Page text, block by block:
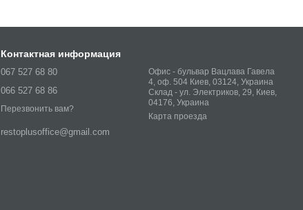
Контактная информация
067 527 68 80
066 527 68 86
Перезвонить вам?
restoplusoffice@gmail.com
Офис - бульвар Вацлава Гавела
4, оф. 504 Киев, 03124, Украина
Склад - ул. Электриков, 29, Киев,
04176, Украина
Карта проезда